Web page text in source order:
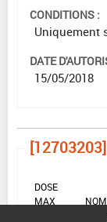
CONDITIONS :
Uniquement
DATE
15/05/2018
[12703203]
DOSE
MAX